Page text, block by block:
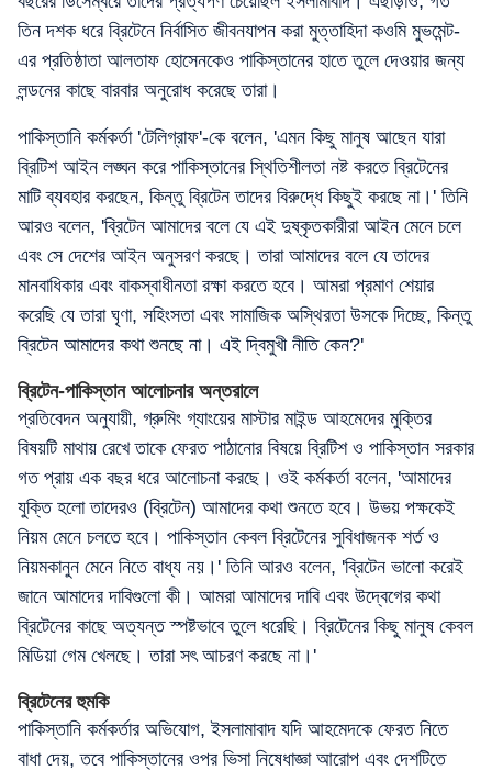
তিন দশক ধরে ব্রিটেনে নির্বাসিত জীবনযাপন করা মুত্তাহিদা কওমি মুভমেন্ট-
এর প্রতিষ্ঠাতা আলতাফ হোসেনকেও পাকিস্তানের হাতে তুলে দেওয়ার জন্য
লন্ডনের কাছে বারবার অনুরোধ করেছে তারা।
পাকিস্তানি কর্মকর্তা 'টেলিগ্রাফ'-কে বলেন, 'এমন কিছু মানুষ আছেন যারা
ব্রিটিশ আইন লঙ্ঘন করে পাকিস্তানের স্থিতিশীলতা নষ্ট করতে ব্রিটেনের
মাটি ব্যবহার করছেন, কিন্তু ব্রিটেন তাদের বিরুদ্ধে কিছুই করছে না।' তিনি
আরও বলেন, 'ব্রিটেন আমাদের বলে যে এই দুষ্কৃতকারীরা আইন মেনে চলে
এবং সে দেশের আইন অনুসরণ করছে। তারা আমাদের বলে যে তাদের
মানবাধিকার এবং বাকস্বাধীনতা রক্ষা করতে হবে। আমরা প্রমাণ শেয়ার
করেছি যে তারা ঘৃণা, সহিংসতা এবং সামাজিক অস্থিরতা উসকে দিচ্ছে, কিন্তু
ব্রিটেন আমাদের কথা শুনছে না। এই দ্বিমুখী নীতি কেন?'
ব্রিটেন-পাকিস্তান আলোচনার অন্তরালে
প্রতিবেদন অনুযায়ী, গ্রুমিং গ্যাংয়ের মাস্টার মাইন্ড আহমেদের মুক্তির
বিষয়টি মাথায় রেখে তাকে ফেরত পাঠানোর বিষয়ে ব্রিটিশ ও পাকিস্তান সরকার
গত প্রায় এক বছর ধরে আলোচনা করছে। ওই কর্মকর্তা বলেন, 'আমাদের
যুক্তি হলো তাদেরও (ব্রিটেন) আমাদের কথা শুনতে হবে। উভয় পক্ষকেই
নিয়ম মেনে চলতে হবে। পাকিস্তান কেবল ব্রিটেনের সুবিধাজনক শর্ত ও
নিয়মকানুন মেনে নিতে বাধ্য নয়।' তিনি আরও বলেন, 'ব্রিটেন ভালো করেই
জানে আমাদের দাবিগুলো কী। আমরা আমাদের দাবি এবং উদ্বেগের কথা
ব্রিটেনের কাছে অত্যন্ত স্পষ্টভাবে তুলে ধরেছি। ব্রিটেনের কিছু মানুষ কেবল
মিডিয়া গেম খেলছে। তারা সৎ আচরণ করছে না।'
ব্রিটেনের হুমকি
পাকিস্তানি কর্মকর্তার অভিযোগ, ইসলামাবাদ যদি আহমেদকে ফেরত নিতে
বাধা দেয়, তবে পাকিস্তানের ওপর ভিসা নিষেধাজ্ঞা আরোপ এবং দেশটিতে